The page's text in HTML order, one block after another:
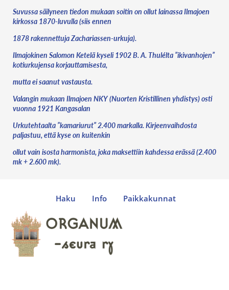
Suvussa säilyneen tiedon mukaan soitin on ollut lainassa Ilmajoen
kirkossa 1870-luvulla (siis ennen
1878 rakennettuja Zachariassen-urkuja).
Ilmajokinen Salomon Keteläkyseli 1902 B. A. Thulélta ”ikivanhojen”
kotiurkujensa korjauttamisesta,
mutta ei saanut vastausta.
Valangin mukaan Ilmajoen NKY (Nuorten Kristillinen yhdistys) osti
vuonna 1921 Kangasalan
Urkutehtaalta ”kamariurut” 2.400 markalla. Kirjeenvaihdosta
paljastuu, että kyse on kuitenkin
ollut vain isosta harmonista, joka maksettiin kahdessa erässä (2.400
mk + 2.600 mk).
Haku Info Paikkakunnat